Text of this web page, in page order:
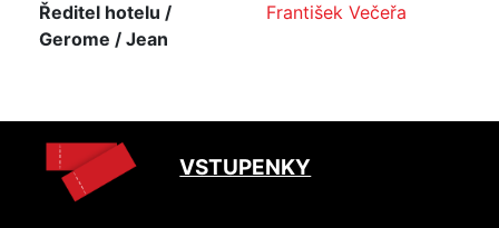
Ředitel hotelu /
Gerome / Jean
František Večeřa
VSTUPENKY